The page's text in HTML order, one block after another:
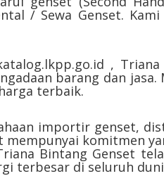
/ Sewa Genset.
,
barang dan
terbaik.
importir genset,
komitmen
Bintang Genset
terbesar di seluruh